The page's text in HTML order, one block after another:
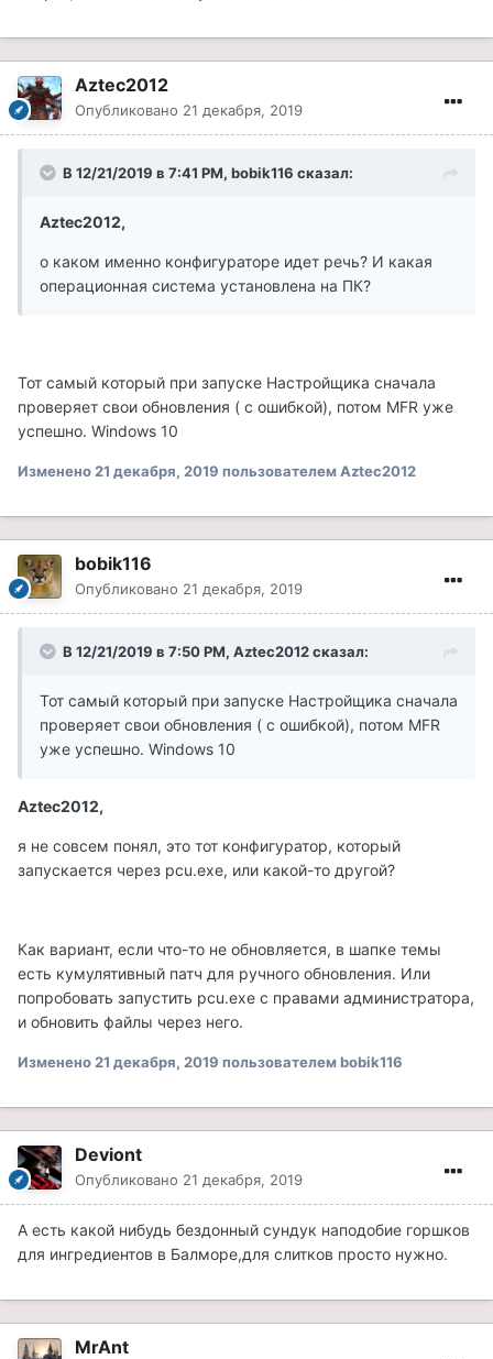
Aztec2012
Опубликовано 21 декабря, 2019
В 12/21/2019 в 7:41 PM, bobik116 сказал:
Aztec2012,
о каком именно конфигураторе идет речь? И какая
операционная система установлена на ПК?
Тот самый который при запуске Настройщика сначала
проверяет свои обновления ( с ошибкой), потом MFR уже
успешно. Windows 10
Изменено 21 декабря, 2019 пользователем Aztec2012
bobik116
Опубликовано 21 декабря, 2019
В 12/21/2019 в 7:50 PM, Aztec2012 сказал:
Тот самый который при запуске Настройщика сначала
проверяет свои обновления ( с ошибкой), потом MFR
уже успешно. Windows 10
Aztec2012,
я не совсем понял, это тот конфигуратор, который
запускается через pcu.exe, или какой-то другой?
Как вариант, если что-то не обновляется, в шапке темы
есть кумулятивный патч для ручного обновления. Или
попробовать запустить pcu.exe с правами администратора,
и обновить файлы через него.
Изменено 21 декабря, 2019 пользователем bobik116
Deviont
Опубликовано 21 декабря, 2019
А есть какой нибудь бездонный сундук наподобие горшков
для ингредиентов в Балморе,для слитков просто нужно.
MrAnt